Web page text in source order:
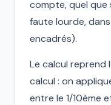
compte, quel
faute lourde,
encadrés).
Le calcul reprend
calcul : on
entre le 1/10ème